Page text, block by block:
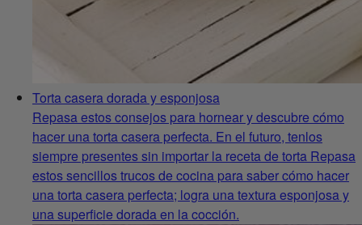
Torta casera dorada y esponjosa
Repasa estos consejos para hornear y descubre cómo
hacer una torta casera perfecta. En el futuro, tenlos
siempre presentes sin importar la receta de torta Repasa
estos sencillos trucos de cocina para saber cómo hacer
una torta casera perfecta; logra una textura esponjosa y
una superficie dorada en la cocción.